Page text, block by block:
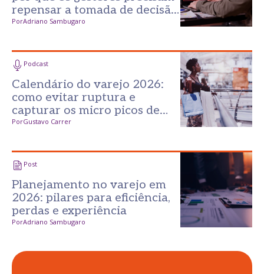
repensar a tomada de decisão
no varejo?
PorAdriano Sambugaro
Podcast
Calendário do varejo 2026:
como evitar ruptura e
capturar os micro picos de
consumo
PorGustavo Carrer
Post
Planejamento no varejo em
2026: pilares para eficiência,
perdas e experiência
PorAdriano Sambugaro